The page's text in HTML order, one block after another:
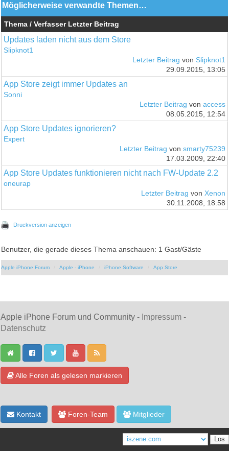
Möglicherweise verwandte Themen…
Thema / Verfasser Letzter Beitrag
Updates laden nicht aus dem Store
Slipknot1
Letzter Beitrag von Slipknot1
29.09.2015, 13:05
App Store zeigt immer Updates an
Sonni
Letzter Beitrag von access
08.05.2015, 12:54
App Store Updates ignorieren?
Expert
Letzter Beitrag von smarty75239
17.03.2009, 22:40
App Store Updates funktionieren nicht nach FW-Update 2.2
oneurap
Letzter Beitrag von Xenon
30.11.2008, 18:58
Druckversion anzeigen
Benutzer, die gerade dieses Thema anschauen: 1 Gast/Gäste
Apple iPhone Forum Apple - iPhone iPhone Software App Store
Apple iPhone Forum und Community - Impressum -
Datenschutz
Alle Foren als gelesen markieren
Kontakt Foren-Team Mitglieder